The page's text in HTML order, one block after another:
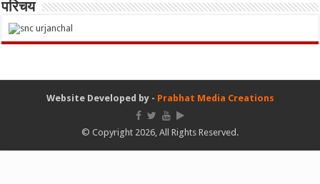
परिचय
Website Developed by - Prabhat Media Creations
© Copyright 2026, All Rights Reserved.